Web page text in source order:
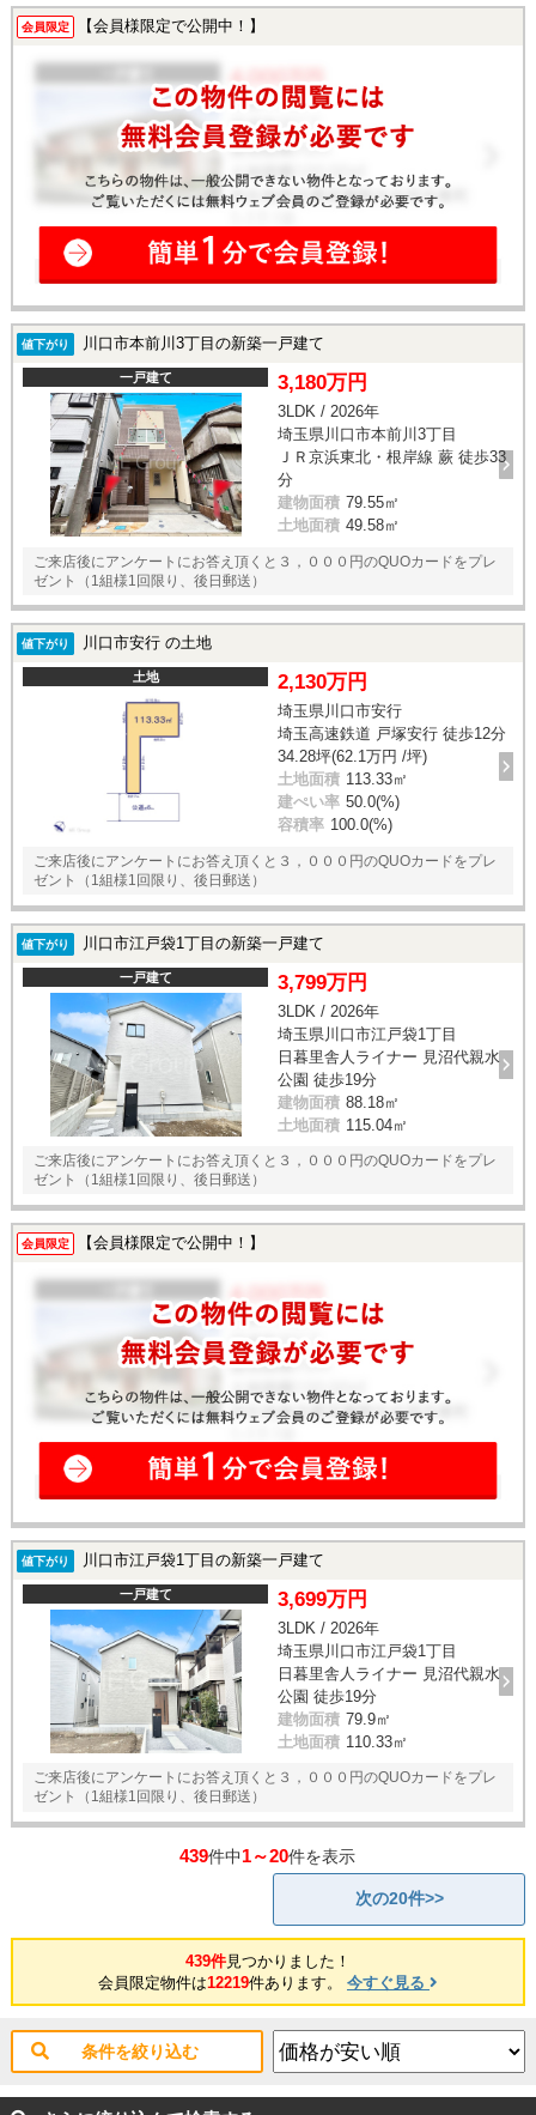
会員限定 【会員様限定で公開中！】
値下がり 川口市本前川3丁目の新築一戸建て
一戸建て 3,180万円
3LDK / 2026年
埼玉県川口市本前川3丁目
ＪＲ京浜東北・根岸線 蕨 徒歩33
分
建物面積 79.55㎡
土地面積 49.58㎡
ご来店後にアンケートにお答え頂くと３，０００円のQUOカードをプレ
ゼント（1組様1回限り、後日郵送）
値下がり 川口市安行 の土地
土地 2,130万円
埼玉県川口市安行
埼玉高速鉄道 戸塚安行 徒歩12分
34.28坪(62.1万円 /坪)
土地面積 113.33㎡
建ぺい率 50.0(%)
容積率 100.0(%)
ご来店後にアンケートにお答え頂くと３，０００円のQUOカードをプレ
ゼント（1組様1回限り、後日郵送）
値下がり 川口市江戸袋1丁目の新築一戸建て
一戸建て 3,799万円
3LDK / 2026年
埼玉県川口市江戸袋1丁目
日暮里舎人ライナー 見沼代親水
公園 徒歩19分
建物面積 88.18㎡
土地面積 115.04㎡
ご来店後にアンケートにお答え頂くと３，０００円のQUOカードをプレ
ゼント（1組様1回限り、後日郵送）
会員限定 【会員様限定で公開中！】
値下がり 川口市江戸袋1丁目の新築一戸建て
一戸建て 3,699万円
3LDK / 2026年
埼玉県川口市江戸袋1丁目
日暮里舎人ライナー 見沼代親水
公園 徒歩19分
建物面積 79.9㎡
土地面積 110.33㎡
ご来店後にアンケートにお答え頂くと３，０００円のQUOカードをプレ
ゼント（1組様1回限り、後日郵送）
439件中1～20件を表示
次の20件>>
439件見つかりました！
会員限定物件は12219件あります。 今すぐ見る
条件を絞り込む